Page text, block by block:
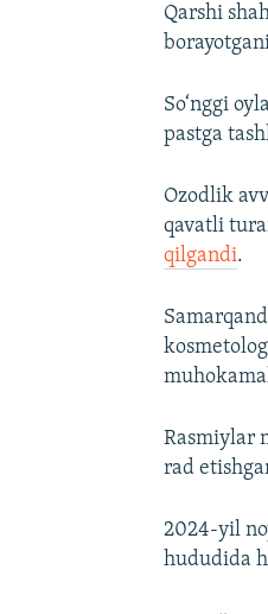
Qarshi
So‘nggi
pastga
Ozodlik
qavatli
qilgandi.
Rasmiylar
rad
2024-yil
hududida